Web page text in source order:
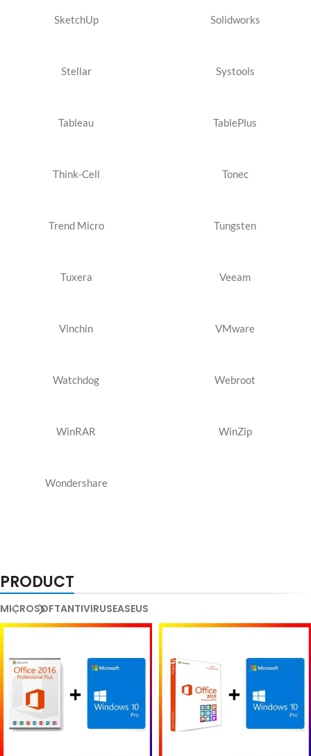
SketchUp Solidworks
Stellar Systools
Tableau TablePlus
Think-Cell Tonec
Trend Micro Tungsten
Tuxera Veeam
Vinchin VMware
Watchdog Webroot
WinRAR WinZip
Wondershare
PRODUCT
MICROSOFTANTIVIRUSEASEUS